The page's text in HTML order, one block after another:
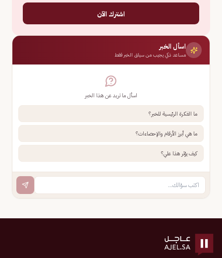
اشترك الآن
اسأل الخبر
مساعد ذكي يجيب من سياق الخبر فقط
اسأل ما تريد عن هذا الخبر
ما الفكرة الرئيسية للخبر؟
ما هي أبرز الأرقام والإحصاءات؟
كيف يؤثر هذا علي؟